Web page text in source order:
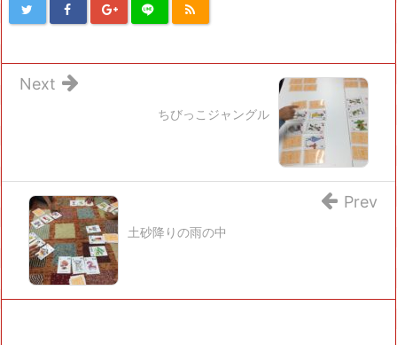
ちびっこジャングル
Next
土砂降りの雨の中
Prev